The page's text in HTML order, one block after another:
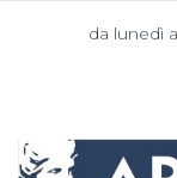
da lunedì